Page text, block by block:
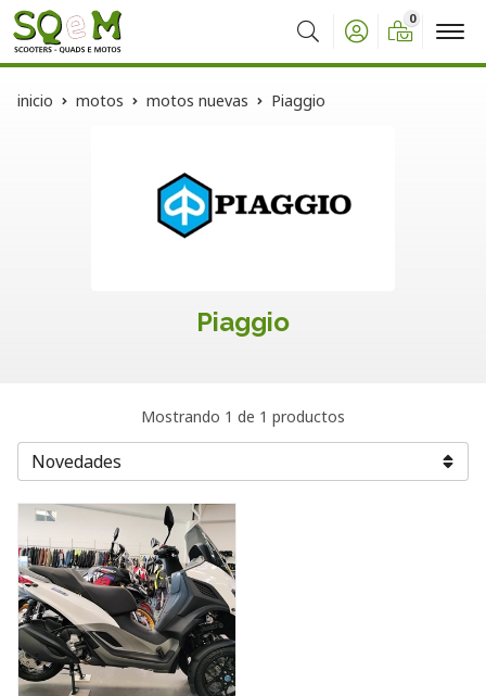
Buscar
0
inicio motos motos nuevas Piaggio
Piaggio
Mostrando 1 de 1 productos